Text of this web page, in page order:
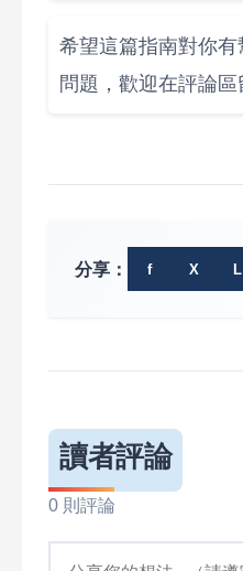
希望這篇指南對你
問題，歡迎在評論區
分享： f X L
讀者評論
0 則評論